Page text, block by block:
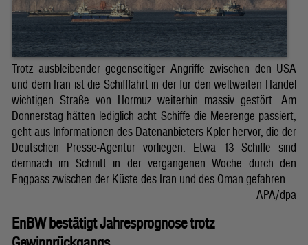
Trotz ausbleibender gegenseitiger Angriffe zwischen den USA
und dem Iran ist die Schifffahrt in der für den weltweiten Handel
wichtigen Straße von Hormuz weiterhin massiv gestört. Am
Donnerstag hätten lediglich acht Schiffe die Meerenge passiert,
geht aus Informationen des Datenanbieters Kpler hervor, die der
Deutschen Presse-Agentur vorliegen. Etwa 13 Schiffe sind
demnach im Schnitt in der vergangenen Woche durch den
Engpass zwischen der Küste des Iran und des Oman gefahren.
APA/dpa
EnBW bestätigt Jahresprognose trotz